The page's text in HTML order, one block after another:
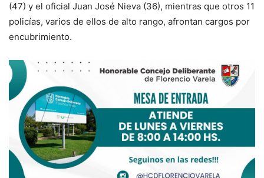
(47) y el oficial Juan José Nieva (36), mientras que otros 11
policías, varios de ellos de alto rango, afrontan cargos por
encubrimiento.